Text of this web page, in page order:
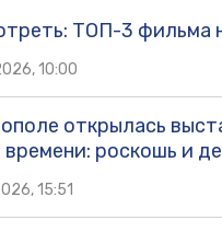
ТОП-3 фильма
10:00
открылась
роскошь и
15:51